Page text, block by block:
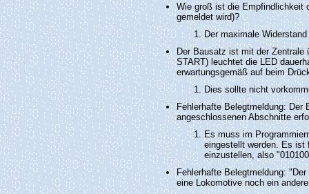
Wie groß ist die Empfindlichkeit
gemeldet wird)?
Der maximale
Der Bausatz ist mit der Zentrale
START) leuchtet die LED
erwartungsgemäß auf beim
Dies sollte nicht
Fehlerhafte Belegtmeldung: Der
angeschlossenen Abschnitte
Es muss im
eingestellt werden. Es ist
einzustellen, also
Fehlerhafte Belegtmeldung:
eine Lokomotive noch ein